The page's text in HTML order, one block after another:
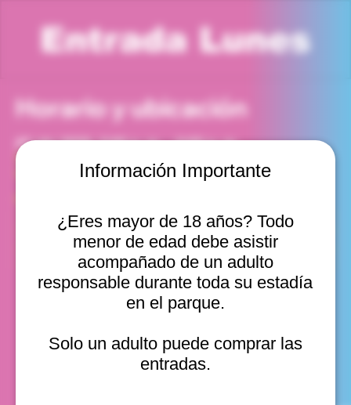
Información Importante
¿Eres mayor de 18 años? Todo
menor de edad debe asistir
acompañado de un adulto
responsable durante toda su estadía
en el parque.
Solo un adulto puede comprar las
entradas.
Entrada Lunes
Horario y ubicación
27 abr 2026, 5:00 p. m. – 6:00 p. m.
Viña del Mar, Cam. Internacional 2440, Viña del Mar,
Valparaíso, Chile
lun, 10 ago, 10:00 a. m.
lun, 10 ago, 11:00 a. m.
lun, 10 ago, 12:00 p. m.
Ver 20
fechas